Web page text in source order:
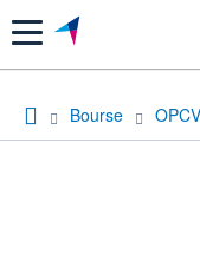
Menu
Bourse